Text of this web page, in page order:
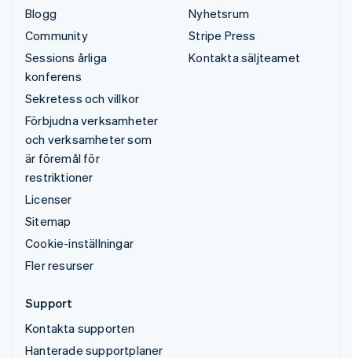
Blogg
Community
Sessions årliga
konferens
Sekretess och villkor
Förbjudna verksamheter
och verksamheter som
är föremål för
restriktioner
Licenser
Sitemap
Cookie-inställningar
Fler resurser
Nyhetsrum
Stripe Press
Kontakta säljteamet
Support
Kontakta supporten
Hanterade supportplaner